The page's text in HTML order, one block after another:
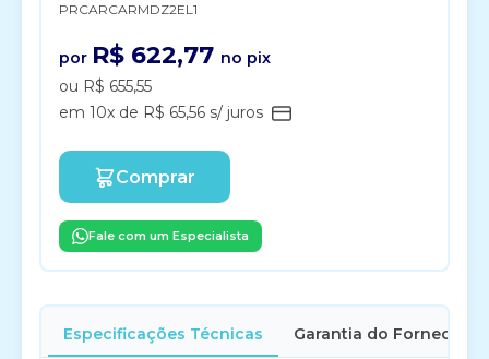
PRCARCARMDZ2EL1
por R$ 622,77 no pix
ou R$ 655,55
em 10x de R$ 65,56 s/ juros
Comprar
Fale com um Especialista
Especificações Técnicas Garantia do Fornecedor